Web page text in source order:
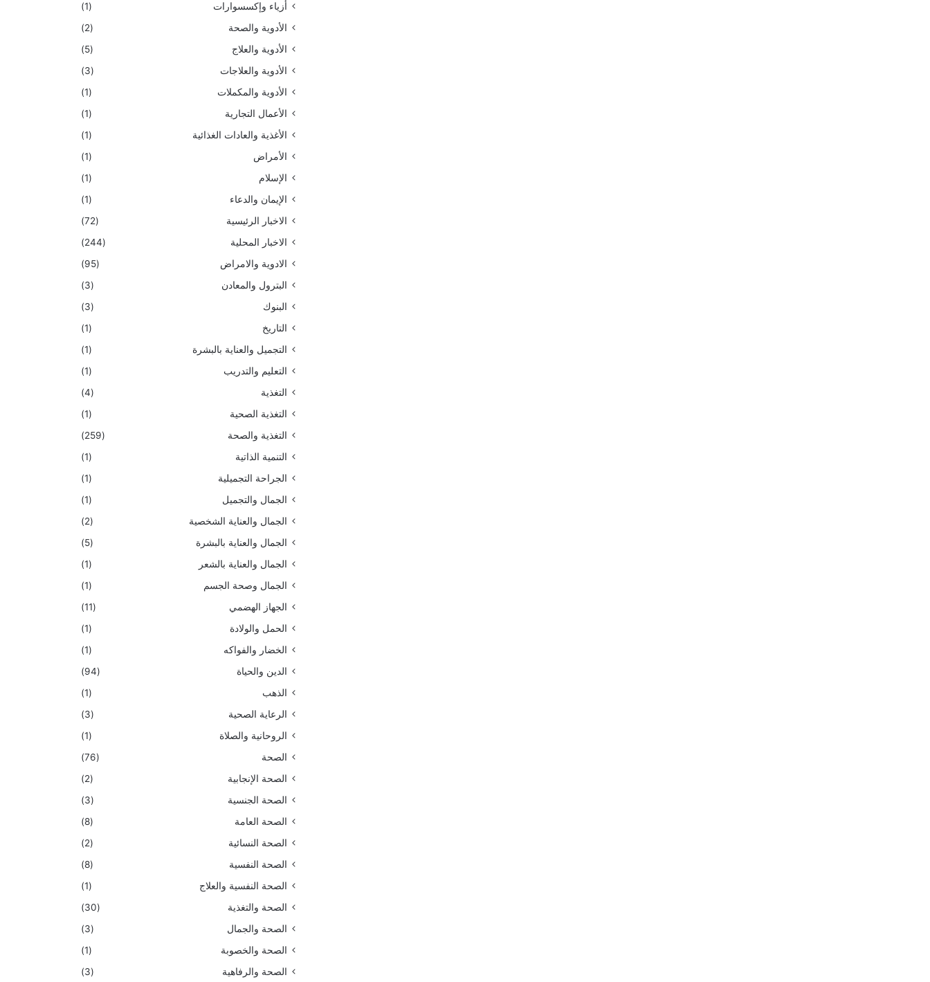
أزياء وإكسسوارات
(1)
الأدوية والصحة
(2)
الأدوية والعلاج
(5)
الأدوية والعلاجات
(3)
الأدوية والمكملات
(1)
الأعمال التجارية
(1)
الأغذية والعادات الغذائية
(1)
الأمراض
(1)
الإسلام
(1)
الإيمان والدعاء
(1)
الاخبار الرئيسية
(72)
الاخبار المحلية
(244)
الادوية والامراض
(95)
البترول والمعادن
(3)
البنوك
(3)
التاريخ
(1)
التجميل والعناية بالبشرة
(1)
التعليم والتدريب
(1)
التغذية
(4)
التغذية الصحية
(1)
التغذية والصحة
(259)
التنمية الذاتية
(1)
الجراحة التجميلية
(1)
الجمال والتجميل
(1)
الجمال والعناية الشخصية
(2)
الجمال والعناية بالبشرة
(5)
الجمال والعناية بالشعر
(1)
الجمال وصحة الجسم
(1)
الجهاز الهضمي
(11)
الحمل والولادة
(1)
الخضار والفواكه
(1)
الدين والحياة
(94)
الذهب
(1)
الرعاية الصحية
(3)
الروحانية والصلاة
(1)
الصحة
(76)
الصحة الإنجابية
(2)
الصحة الجنسية
(3)
الصحة العامة
(8)
الصحة النسائية
(2)
الصحة النفسية
(8)
الصحة النفسية والعلاج
(1)
الصحة والتغذية
(30)
الصحة والجمال
(3)
الصحة والخصوبة
(1)
الصحة والرفاهية
(3)